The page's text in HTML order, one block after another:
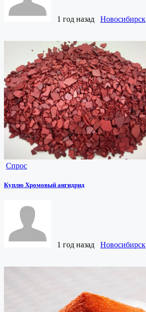
1 год назад Новосибирск
Спрос
Куплю Хромовый ангидрид
1 год назад Новосибирск